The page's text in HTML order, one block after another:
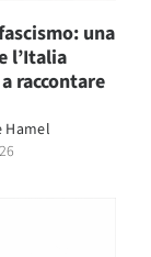
una
l’Italia
raccontare
Hamel